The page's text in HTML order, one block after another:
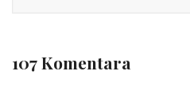
107 Komentara